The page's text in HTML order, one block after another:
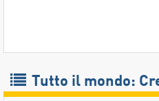
Tutto il mondo: